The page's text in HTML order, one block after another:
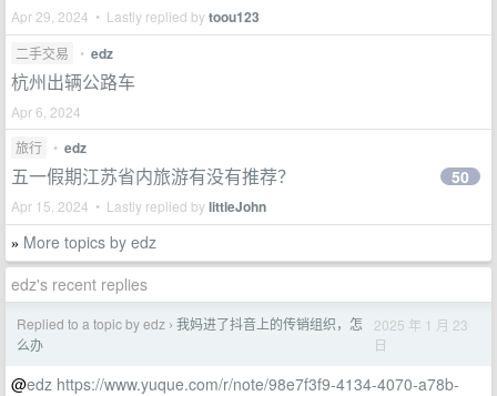
Apr 29, 2024 • Lastly replied bytoou123
二手交易 • edz
杭州出辆公路车
Apr 6, 2024
旅行
• edz
五一假期江苏省内旅游有没有推荐？
Apr 15, 2024 • Lastly replied bylittleJohn
50
» More topics by edz
edz's recent replies
Replied to a topic by edz › 我妈进了抖音上的传销组织，怎
么办
2025 年 1 月 23
日
@edz https://www.yuque.com/r/note/98e7f3f9-4134-4070-a78b-